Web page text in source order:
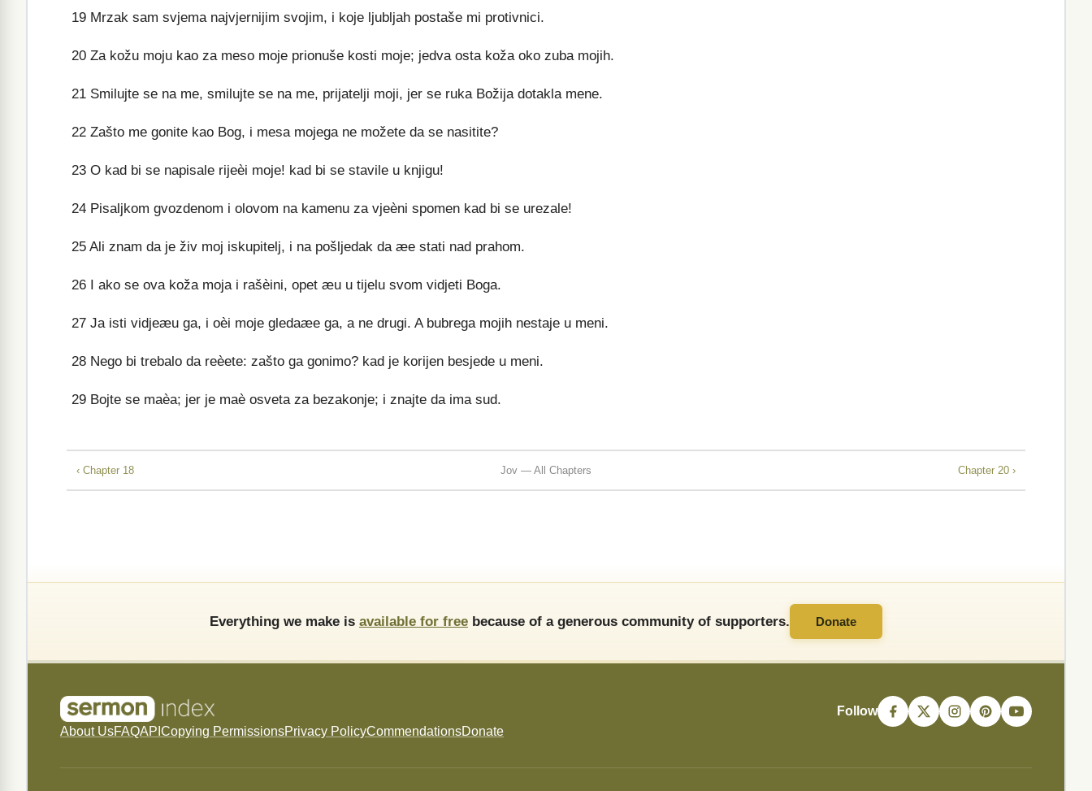
19 Mrzak sam svjema najvjernijim svojim, i koje ljubljah postaše mi protivnici.
20 Za kožu moju kao za meso moje prionuše kosti moje; jedva osta koža oko zuba mojih.
21 Smilujte se na me, smilujte se na me, prijatelji moji, jer se ruka Božija dotakla mene.
22 Zašto me gonite kao Bog, i mesa mojega ne možete da se nasitite?
23 O kad bi se napisale rijeèi moje! kad bi se stavile u knjigu!
24 Pisaljkom gvozdenom i olovom na kamenu za vjeèni spomen kad bi se urezale!
25 Ali znam da je živ moj iskupitelj, i na pošljedak da æe stati nad prahom.
26 I ako se ova koža moja i rašèini, opet æu u tijelu svom vidjeti Boga.
27 Ja isti vidjeæu ga, i oèi moje gledaæe ga, a ne drugi. A bubrega mojih nestaje u meni.
28 Nego bi trebalo da reèete: zašto ga gonimo? kad je korijen besjede u meni.
29 Bojte se maèa; jer je maè osveta za bezakonje; i znajte da ima sud.
‹ Chapter 18 Jov — All Chapters Chapter 20 ›
Everything we make is available for free because of a generous community of supporters. Donate
About UsFAQAPI Copying PermissionsPrivacy PolicyCommendationsDonate
Follow